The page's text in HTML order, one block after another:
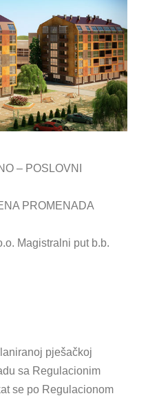
– POSLOVNI
PROMENADA
Magistralni put b.b.
pješačkoj
sa Regulacionim
se po Regulacionom